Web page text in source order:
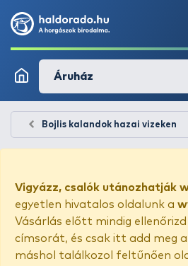
Áruház
Bojlis kalandok hazai vizeken
Vigyázz, csalók utánozhatják
egyetlen hivatalos oldalunk a
Vásárlás előtt mindig ellenőrizd
címsorát, és csak itt add meg
máshol találkozol feltűnően